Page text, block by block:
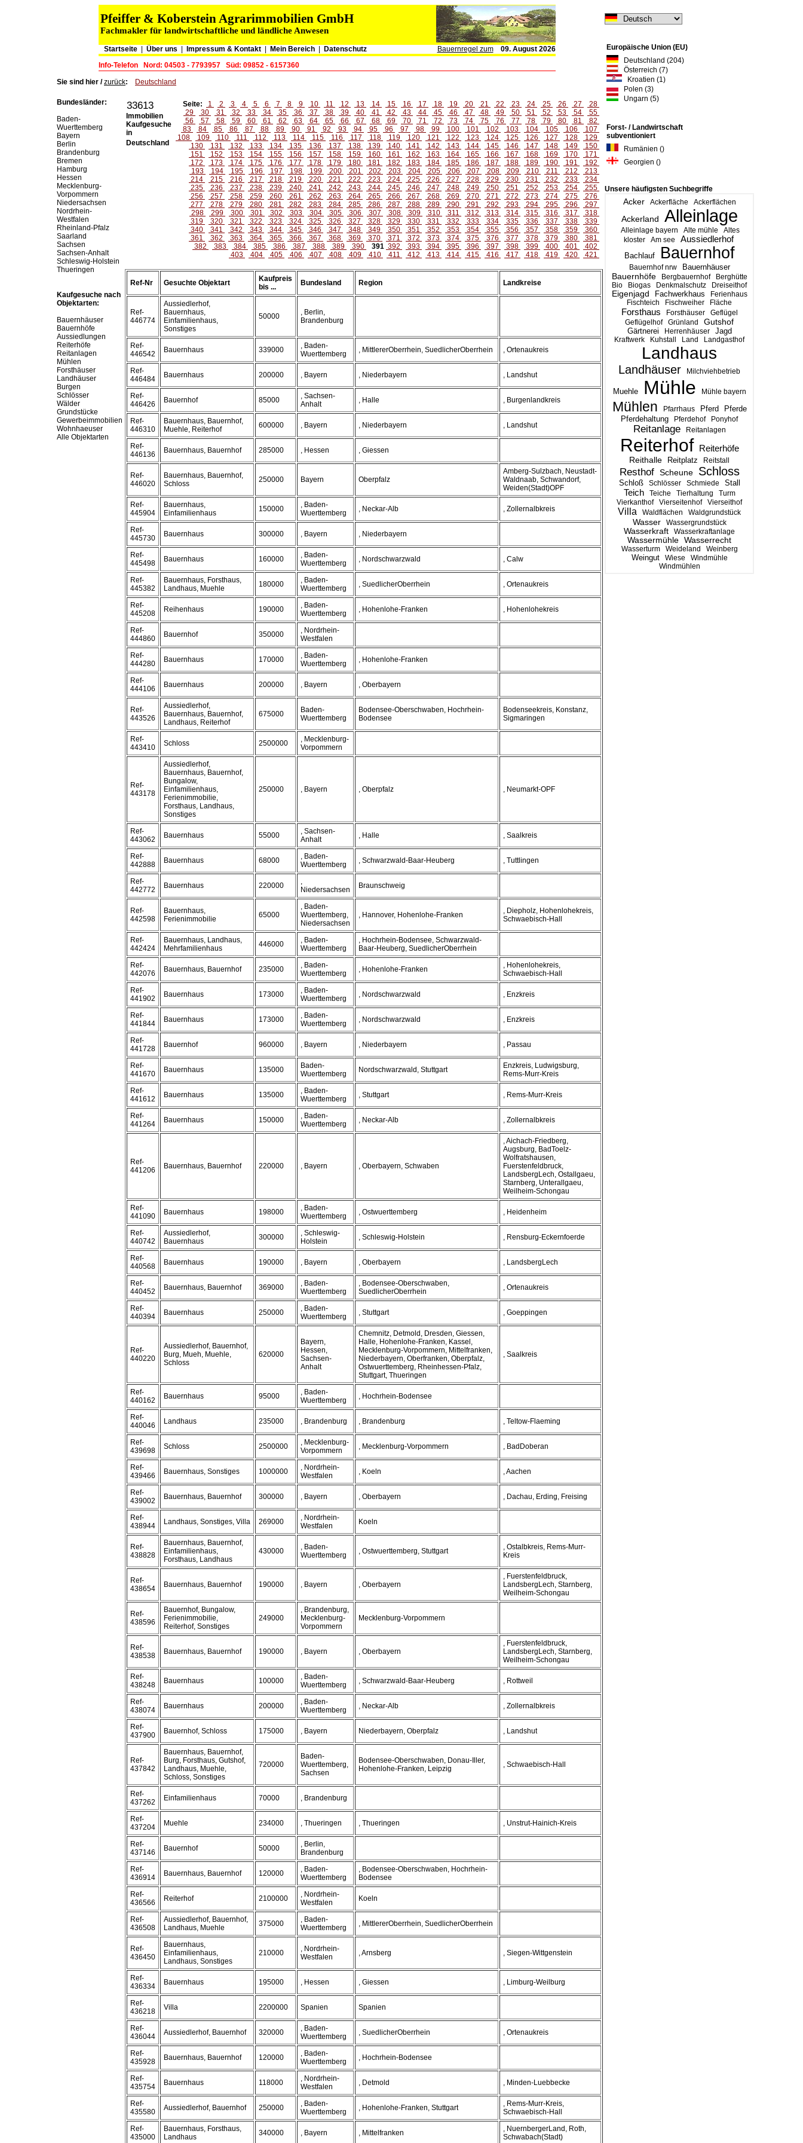
Pfeiffer & Koberstein Agrarimmobilien GmbH
Fachmakler für landwirtschaftliche und ländliche Anwesen
Startseite| Über uns Impressum & Kontakt| Mein Bereich Datenschutz Bauernregel zum
09. August 2026
Info-Telefon
Nord: 04503 - 7793957 Süd: 09852 - 6157360
Europäische Union (EU)
Deutschland (204)
Österreich (7)
Kroatien (1)
Polen (3)
Ungarn (5)
Forst- / Landwirtschaft
subventioniert
Rumänien ()
Georgien ()
Unsere häufigsten Suchbegriffe
Acker Ackerfläche Ackerflächen
Ackerland Alleinlage
Alleinlage bayern Alte mühle
Altes
kloster
Am see Aussiedlerhof
Bachlauf Bauernhof
Bauernhof nrw Bauernhäuser
Bauernhöfe Bergbauernhof
Berghütte
Bio
Biogas Denkmalschutz Dreiseithof
Eigenjagd Fachwerkhaus
Ferienhaus
Fischteich
Fischweiher Fläche
Forsthaus Forsthäuser
Geflügel
Geflügelhof
Grünland
Gutshof
Gärtnerei
Herrenhäuser Jagd
Kraftwerk Kuhstall Land Landgasthof
Landhaus
Landhäuser Milchviehbetrieb
Muehle Mühle Mühle bayern
Mühlen Pfarrhaus Pferd Pferde
Pferdehaltung Pferdehof Ponyhof
Reitanlage Reitanlagen
Reiterhof Reiterhöfe
Reithalle Reitplatz Reitstall
Resthof Scheune Schloss
Schloß Schlösser Schmiede Stall
Teich Teiche Tierhaltung
Turm
Vierkanthof
Vierseitenhof Vierseithof
Villa Waldflächen Waldgrundstück
Wasser Wassergrundstück
Wasserkraft Wasserkraftanlage
Wassermühle Wasserrecht
Wasserturm Weideland Weinberg
Weingut Wiese
Windmühle
Windmühlen
Sie sind hier /zurück: Deutschland
Bundesländer:
Baden-
Wuerttemberg
Bayern
Berlin
Brandenburg
Bremen
Hamburg
Hessen
Mecklenburg-
Vorpommern
Niedersachsen
Nordrhein-
Westfalen
Rheinland-Pfalz
Saarland
Sachsen
Sachsen-Anhalt
Schleswig-Holstein
Thueringen
Kaufgesuche nach
Objektarten:
Bauernhäuser
Bauernhöfe
Aussiedlungen
Reiterhöfe
Reitanlagen
Mühlen
Forsthäuser
Landhäuser
Burgen
Schlösser
Wälder
Grundstücke
Gewerbeimmobilien
Wohnhaeuser
Alle Objektarten
33613
Immobilien
Kaufgesuche
in
Deutschland
Seite: 1 2 3 4 5 6 7 8 9 10 11 12 13 14 15 16 17 18 19 20 21 22 23 24 25 26 27
28
29
30 31 32 33 34 35 36 37 38 39 40 41 42 43 44 45 46 47 48 49 50 51 52 53 54
55
56
57 58 59 60 61 62 63 64 65 66 67 68 69 70 71 72 73 74 75 76 77 78 79 80 81
82
83
84 85 86 87 88 89 90 91 92 93 94 95 96 97 98 99 100 101 102 103 104 105 106
107
108
109 110 111 112 113 114 115 116 117 118 119 120 121 122 123 124 125 126 127 128
129
130
131 132 133 134 135 136 137 138 139 140 141 142 143 144 145 146 147 148 149
150
151
152 153 154 155 156 157 158 159 160 161 162 163 164 165 166 167 168 169 170
171
172
173 174 175 176 177 178 179 180 181 182 183 184 185 186 187 188 189 190 191
192
193
194 195 196 197 198 199 200 201 202 203 204 205 206 207 208 209 210 211 212
213
214
215 216 217 218 219 220 221 222 223 224 225 226 227 228 229 230 231 232 233
234
235
236 237 238 239 240 241 242 243 244 245 246 247 248 249 250 251 252 253 254
255
256
257 258 259 260 261 262 263 264 265 266 267 268 269 270 271 272 273 274 275
276
277
278 279 280 281 282 283 284 285 286 287 288 289 290 291 292 293 294 295 296
297
298
299 300 301 302 303 304 305 306 307 308 309 310 311 312 313 314 315 316 317
318
319
320 321 322 323 324 325 326 327 328 329 330 331 332 333 334 335 336 337 338
339
340
341 342 343 344 345 346 347 348 349 350 351 352 353 354 355 356 357 358 359
360
361
362 363 364 365 366 367 368 369 370 371 372 373 374 375 376 377 378 379 380
381
382
383 384 385 386 387 388 389 390 391 392 393 394 395 396 397 398 399 400 401
402
403
404 405 406 407 408 409 410 411 412 413 414 415 416 417 418 419 420 421
Ref-Nr Gesuchte Objektart
Kaufpreis
bis ...
Bundesland Region Landkreise
Ref-
446774
Aussiedlerhof,
Bauernhaus,
Einfamilienhaus,
Sonstiges
50000
, Berlin,
Brandenburg
Ref-
446542
Bauernhaus 339000
, Baden-
Wuerttemberg
, MittlererOberrhein, SuedlicherOberrhein , Ortenaukreis
Ref-
446484
Bauernhaus 200000 , Bayern , Niederbayern , Landshut
Ref-
446426
Bauernhof 85000
, Sachsen-
Anhalt
, Halle , Burgenlandkreis
Ref-
446310
Bauernhaus, Bauernhof,
Muehle, Reiterhof
600000 , Bayern , Niederbayern , Landshut
Ref-
446136
Bauernhaus, Bauernhof 285000 , Hessen , Giessen
Ref-
446020
Bauernhaus, Bauernhof,
Schloss
250000 Bayern Oberpfalz
Amberg-Sulzbach, Neustadt-
Waldnaab, Schwandorf,
Weiden(Stadt)OPF
Ref-
445904
Bauernhaus,
Einfamilienhaus
150000
, Baden-
Wuerttemberg
, Neckar-Alb , Zollernalbkreis
Ref-
445730
Bauernhaus 300000 , Bayern , Niederbayern
Ref-
445498
Bauernhaus 160000
, Baden-
Wuerttemberg
, Nordschwarzwald , Calw
Ref-
445382
Bauernhaus, Forsthaus,
Landhaus, Muehle
180000
, Baden-
Wuerttemberg
, SuedlicherOberrhein , Ortenaukreis
Ref-
445208
Reihenhaus 190000
, Baden-
Wuerttemberg
, Hohenlohe-Franken , Hohenlohekreis
Ref-
444860
Bauernhof 350000
, Nordrhein-
Westfalen
Ref-
444280
Bauernhaus 170000
, Baden-
Wuerttemberg
, Hohenlohe-Franken
Ref-
444106
Bauernhaus 200000 , Bayern , Oberbayern
Ref-
443526
Aussiedlerhof,
Bauernhaus, Bauernhof,
Landhaus, Reiterhof
675000
Baden-
Wuerttemberg
Bodensee-Oberschwaben, Hochrhein-
Bodensee
Bodenseekreis, Konstanz,
Sigmaringen
Ref-
443410
Schloss 2500000
, Mecklenburg-
Vorpommern
Ref-
443178
Aussiedlerhof,
Bauernhaus, Bauernhof,
Bungalow,
Einfamilienhaus,
Ferienimmobilie,
Forsthaus, Landhaus,
Sonstiges
250000 , Bayern , Oberpfalz , Neumarkt-OPF
Ref-
443062
Bauernhaus 55000
, Sachsen-
Anhalt
, Halle , Saalkreis
Ref-
442888
Bauernhaus 68000
, Baden-
Wuerttemberg
, Schwarzwald-Baar-Heuberg , Tuttlingen
Ref-
442772
Bauernhaus 220000
,
Niedersachsen
Braunschweig
Ref-
442598
Bauernhaus,
Ferienimmobilie
65000
, Baden-
Wuerttemberg,
Niedersachsen
, Hannover, Hohenlohe-Franken
, Diepholz, Hohenlohekreis,
Schwaebisch-Hall
Ref-
442424
Bauernhaus, Landhaus,
Mehrfamilienhaus
446000
, Baden-
Wuerttemberg
, Hochrhein-Bodensee, Schwarzwald-
Baar-Heuberg, SuedlicherOberrhein
Ref-
442076
Bauernhaus, Bauernhof 235000
, Baden-
Wuerttemberg
, Hohenlohe-Franken
, Hohenlohekreis,
Schwaebisch-Hall
Ref-
441902
Bauernhaus 173000
, Baden-
Wuerttemberg
, Nordschwarzwald , Enzkreis
Ref-
441844
Bauernhaus 173000
, Baden-
Wuerttemberg
, Nordschwarzwald , Enzkreis
Ref-
441728
Bauernhof 960000 , Bayern , Niederbayern , Passau
Ref-
441670
Bauernhaus 135000
Baden-
Wuerttemberg
Nordschwarzwald, Stuttgart
Enzkreis, Ludwigsburg,
Rems-Murr-Kreis
Ref-
441612
Bauernhaus 135000
, Baden-
Wuerttemberg
, Stuttgart , Rems-Murr-Kreis
Ref-
441264
Bauernhaus 150000
, Baden-
Wuerttemberg
, Neckar-Alb , Zollernalbkreis
Ref-
441206
Bauernhaus, Bauernhof 220000 , Bayern , Oberbayern, Schwaben
, Aichach-Friedberg,
Augsburg, BadToelz-
Wolfratshausen,
Fuerstenfeldbruck,
LandsbergLech, Ostallgaeu,
Starnberg, Unterallgaeu,
Weilheim-Schongau
Ref-
441090
Bauernhaus 198000
, Baden-
Wuerttemberg
, Ostwuerttemberg , Heidenheim
Ref-
440742
Aussiedlerhof,
Bauernhaus
300000
, Schleswig-
Holstein
, Schleswig-Holstein , Rensburg-Eckernfoerde
Ref-
440568
Bauernhaus 190000 , Bayern , Oberbayern , LandsbergLech
Ref-
440452
Bauernhaus, Bauernhof 369000
, Baden-
Wuerttemberg
, Bodensee-Oberschwaben,
SuedlicherOberrhein
, Ortenaukreis
Ref-
440394
Bauernhaus 250000
, Baden-
Wuerttemberg
, Stuttgart , Goeppingen
Ref-
440220
Aussiedlerhof, Bauernhof,
Burg, Mueh, Muehle,
Schloss
620000
Bayern,
Hessen,
Sachsen-
Anhalt
Chemnitz, Detmold, Dresden, Giessen,
Halle, Hohenlohe-Franken, Kassel,
Mecklenburg-Vorpommern, Mittelfranken,
Niederbayern, Oberfranken, Oberpfalz,
Ostwuerttemberg, Rheinhessen-Pfalz,
Stuttgart, Thueringen
, Saalkreis
Ref-
440162
Bauernhaus 95000
, Baden-
Wuerttemberg
, Hochrhein-Bodensee
Ref-
440046
Landhaus 235000 , Brandenburg , Brandenburg , Teltow-Flaeming
Ref-
439698
Schloss 2500000
, Mecklenburg-
Vorpommern
, Mecklenburg-Vorpommern , BadDoberan
Ref-
439466
Bauernhaus, Sonstiges 1000000
, Nordrhein-
Westfalen
, Koeln , Aachen
Ref-
439002
Bauernhaus, Bauernhof 300000 , Bayern , Oberbayern , Dachau, Erding, Freising
Ref-
438944
Landhaus, Sonstiges, Villa 269000
, Nordrhein-
Westfalen
Koeln
Ref-
438828
Bauernhaus, Bauernhof,
Einfamilienhaus,
Forsthaus, Landhaus
430000
, Baden-
Wuerttemberg
, Ostwuerttemberg, Stuttgart
, Ostalbkreis, Rems-Murr-
Kreis
Ref-
438654
Bauernhaus, Bauernhof 190000 , Bayern , Oberbayern
, Fuerstenfeldbruck,
LandsbergLech, Starnberg,
Weilheim-Schongau
Ref-
438596
Bauernhof, Bungalow,
Ferienimmobilie,
Reiterhof, Sonstiges
249000
, Brandenburg,
Mecklenburg-
Vorpommern
Mecklenburg-Vorpommern
Ref-
438538
Bauernhaus, Bauernhof 190000 , Bayern , Oberbayern
, Fuerstenfeldbruck,
LandsbergLech, Starnberg,
Weilheim-Schongau
Ref-
438248
Bauernhaus 100000
, Baden-
Wuerttemberg
, Schwarzwald-Baar-Heuberg , Rottweil
Ref-
438074
Bauernhaus 200000
, Baden-
Wuerttemberg
, Neckar-Alb , Zollernalbkreis
Ref-
437900
Bauernhof, Schloss 175000 , Bayern Niederbayern, Oberpfalz , Landshut
Ref-
437842
Bauernhaus, Bauernhof,
Burg, Forsthaus, Gutshof,
Landhaus, Muehle,
Schloss, Sonstiges
720000
Baden-
Wuerttemberg,
Sachsen
Bodensee-Oberschwaben, Donau-Iller,
Hohenlohe-Franken, Leipzig
, Schwaebisch-Hall
Ref-
437262
Einfamilienhaus 70000 , Brandenburg
Ref-
437204
Muehle 234000 , Thueringen , Thueringen , Unstrut-Hainich-Kreis
Ref-
437146
Bauernhof 50000
, Berlin,
Brandenburg
Ref-
436914
Bauernhaus, Bauernhof 120000
, Baden-
Wuerttemberg
, Bodensee-Oberschwaben, Hochrhein-
Bodensee
Ref-
436566
Reiterhof 2100000
, Nordrhein-
Westfalen
Koeln
Ref-
436508
Aussiedlerhof, Bauernhof,
Landhaus, Muehle
375000
, Baden-
Wuerttemberg
, MittlererOberrhein, SuedlicherOberrhein
Ref-
436450
Bauernhaus,
Einfamilienhaus,
Landhaus, Sonstiges
210000
, Nordrhein-
Westfalen
, Arnsberg , Siegen-Wittgenstein
Ref-
436334
Bauernhaus 195000 , Hessen , Giessen , Limburg-Weilburg
Ref-
436218
Villa 2200000 Spanien Spanien
Ref-
436044
Aussiedlerhof, Bauernhof 320000
, Baden-
Wuerttemberg
, SuedlicherOberrhein , Ortenaukreis
Ref-
435928
Bauernhaus, Bauernhof 120000
, Baden-
Wuerttemberg
, Hochrhein-Bodensee
Ref-
435754
Bauernhaus 118000
, Nordrhein-
Westfalen
, Detmold , Minden-Luebbecke
Ref-
435580
Aussiedlerhof, Bauernhof 250000
, Baden-
Wuerttemberg
, Hohenlohe-Franken, Stuttgart
, Rems-Murr-Kreis,
Schwaebisch-Hall
Ref-
435000
Bauernhaus, Forsthaus,
Landhaus
340000 , Bayern , Mittelfranken
, NuernbergerLand, Roth,
Schwabach(Stadt)